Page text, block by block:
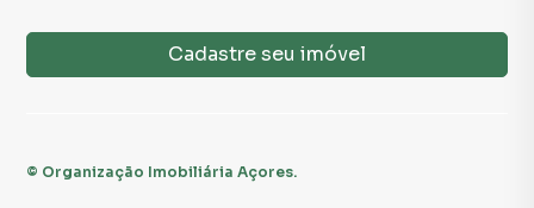
Cadastre seu imóvel
© Organização Imobiliária Açores.